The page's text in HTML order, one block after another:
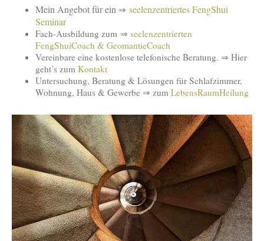
Mein Angebot für ein ⇒ seelenzentriertes FengShui
Seminar
Fach-Ausbildung zum ⇒ seelenzentrierten
FengShuiCoach & GeomantieCoach
Vereinbare eine kostenlose telefonische Beratung. ⇒ Hier
geht’s zum Kontakt
Untersuchung, Beratung & Lösungen für Schlafzimmer,
Wohnung, Haus & Gewerbe ⇒ zum LebensRaumHeilung